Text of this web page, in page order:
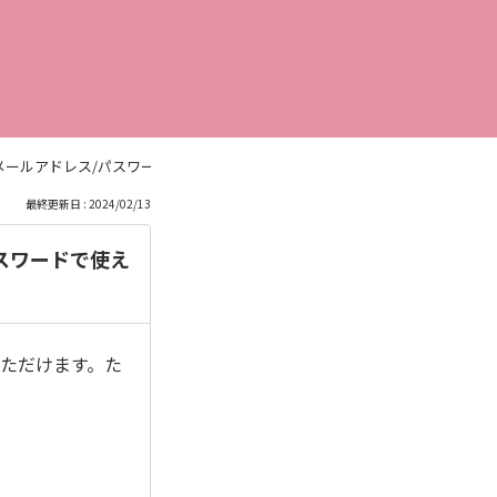
ルアドレス/パスワードで使えますか？
最終更新日 : 2024/02/13
ードで使え
だけます。た